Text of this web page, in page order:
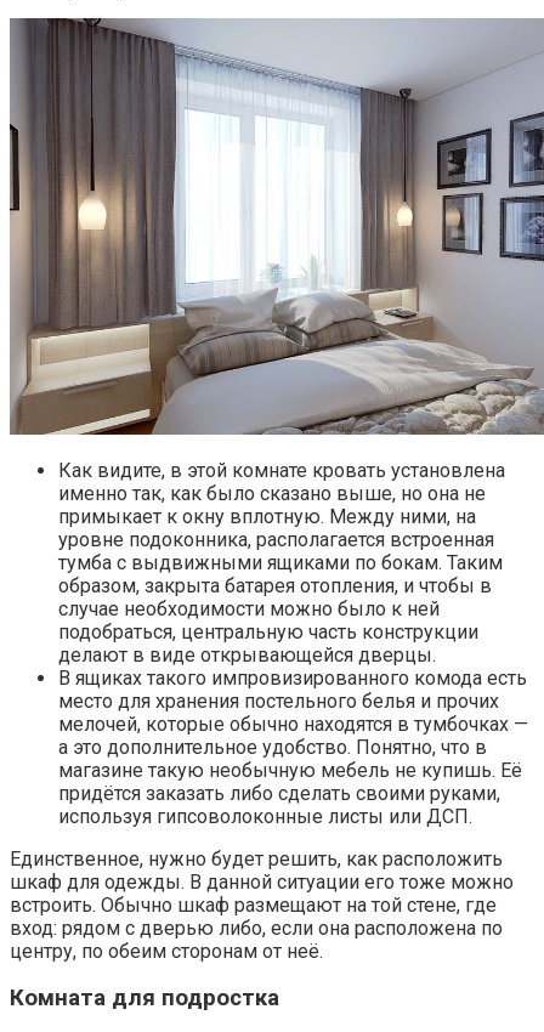
Как видите, в этой комнате кровать установлена
именно так, как было сказано выше, но она не
примыкает к окну вплотную. Между ними, на
уровне подоконника, располагается встроенная
тумба с выдвижными ящиками по бокам. Таким
образом, закрыта батарея отопления, и чтобы в
случае необходимости можно было к ней
подобраться, центральную часть конструкции
делают в виде открывающейся дверцы.
В ящиках такого импровизированного комода есть
место для хранения постельного белья и прочих
мелочей, которые обычно находятся в тумбочках —
а это дополнительное удобство. Понятно, что в
магазине такую необычную мебель не купишь. Её
придётся заказать либо сделать своими руками,
используя гипсоволоконные листы или ДСП.
Единственное, нужно будет решить, как расположить
шкаф для одежды. В данной ситуации его тоже можно
встроить. Обычно шкаф размещают на той стене, где
вход: рядом с дверью либо, если она расположена по
центру, по обеим сторонам от неё.
Комната для подростка